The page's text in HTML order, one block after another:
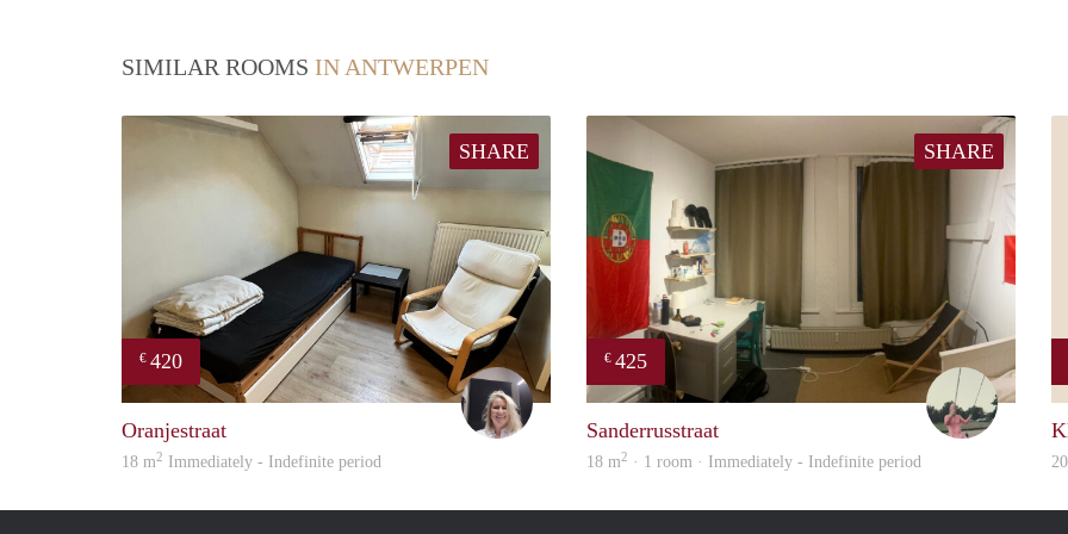
SIMILAR ROOMS IN ANTWERPEN
SHARE
€ 420
Evi
Oranjestraat
18 m2 Immediately - Indefinite period
SHARE
€ 425
Folkert
Sanderrusstraat
18 m2 · 1 room · Immediately - Indefinite period